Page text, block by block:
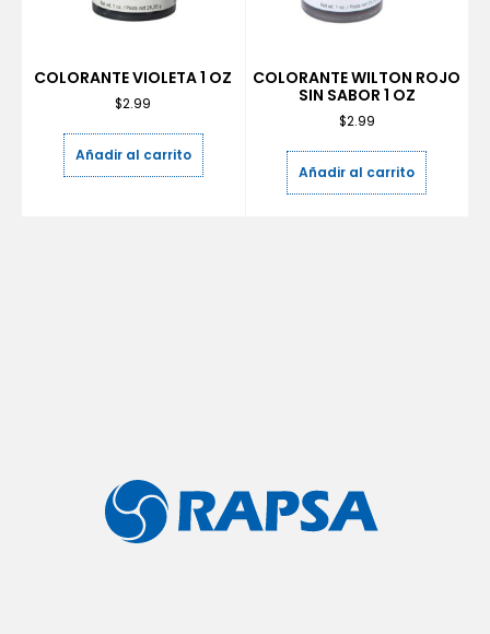
COLORANTE VIOLETA 1 OZ
$2.99
Añadir al carrito
COLORANTE WILTON ROJO
SIN SABOR 1 OZ
$2.99
Añadir al carrito